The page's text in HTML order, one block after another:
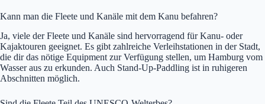
Kann man die Fleete und Kanäle mit dem Kanu befahren?
Ja, viele der Fleete und Kanäle sind hervorragend für Kanu- oder
Kajaktouren geeignet. Es gibt zahlreiche Verleihstationen in der Stadt,
die dir das nötige Equipment zur Verfügung stellen, um Hamburg vom
Wasser aus zu erkunden. Auch Stand-Up-Paddling ist in ruhigeren
Abschnitten möglich.